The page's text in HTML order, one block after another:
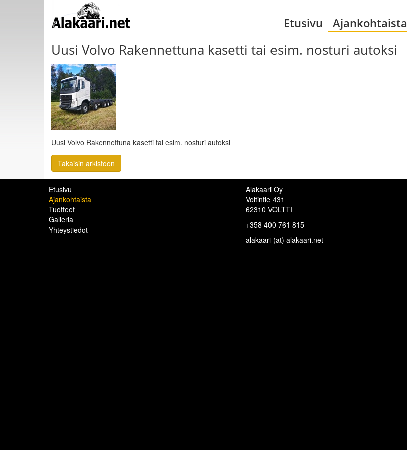
Etusivu Ajankohtaista
Uusi Volvo Rakennettuna kasetti tai esim. nosturi autoksi
Uusi Volvo Rakennettuna kasetti tai esim. nosturi autoksi
Takaisin arkistoon
Etusivu
Ajankohtaista
Tuotteet
Galleria
Yhteystiedot
Alakaari Oy
Voltintie 431
62310 VOLTTI
+358 400 761 815
alakaari (at) alakaari.net